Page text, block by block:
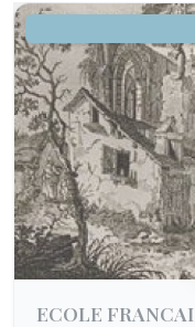
ECOLE